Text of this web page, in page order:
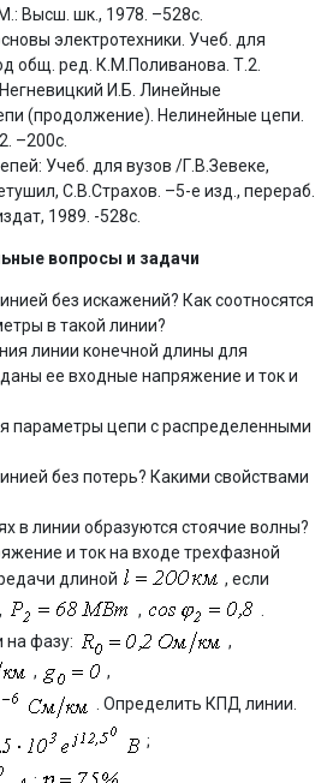
Высш. шк., 1978. –528с.
электротехники. Учеб. для
общ. ред. К.М.Поливанова. Т.2.
И.Б. Линейные
(продолжение). Нелинейные цепи.
–200с.
Учеб. для вузов /Г.В.Зевеке,
С.В.Страхов. –5-е изд., перераб.
1989. -528с.
вопросы и задачи
без искажений? Как соотносятся
в такой линии?
линии конечной длины для
ее входные напряжение и ток и
параметры цепи с распределенными
без потерь? Какими свойствами
в линии образуются стоячие волны?
и ток на входе трехфазной
длиной
, если
,
,
на фазу:
,
,
,
. Определить КПД линии.
;